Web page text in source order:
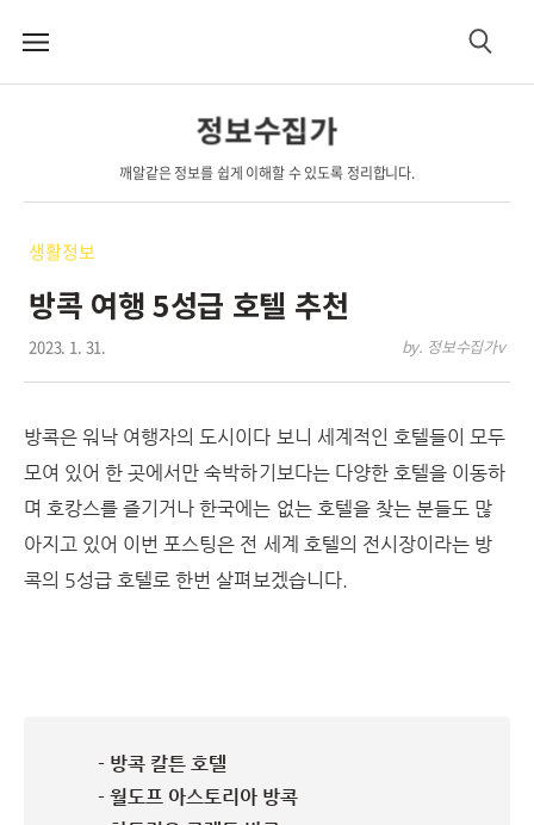
메
검
정보수집가
깨알같은 정보를 쉽게 이해할 수 있도록 정리합니다.
생활정보
방콕 여행 5성급 호텔 추천
2023. 1. 31. by. 정보수집가v
방콕은 워낙 여행자의 도시이다 보니 세계적인 호텔들이 모두
모여 있어 한 곳에서만 숙박하기보다는 다양한 호텔을 이동하
며 호캉스를 즐기거나 한국에는 없는 호텔을 찾는 분들도 많
아지고 있어 이번 포스팅은 전 세계 호텔의 전시장이라는 방
콕의 5성급 호텔로 한번 살펴보겠습니다.
- 방콕 칼튼 호텔
- 월도프 아스토리아 방콕